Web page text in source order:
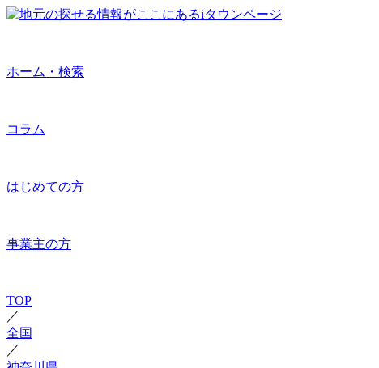
ホーム・検索
コラム
はじめての方
事業主の方
TOP
／
全国
／